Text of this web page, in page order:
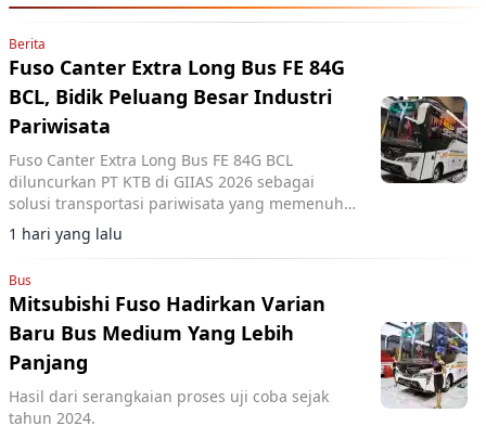
Berita
Fuso Canter Extra Long Bus FE 84G
BCL, Bidik Peluang Besar Industri
Pariwisata
Fuso Canter Extra Long Bus FE 84G BCL
diluncurkan PT KTB di GIIAS 2026 sebagai
solusi transportasi pariwisata yang memenuhi
standar Euro 4 dan regulasi pemerintah.
1 hari yang lalu
Bus
Mitsubishi Fuso Hadirkan Varian
Baru Bus Medium Yang Lebih
Panjang
Hasil dari serangkaian proses uji coba sejak
tahun 2024.